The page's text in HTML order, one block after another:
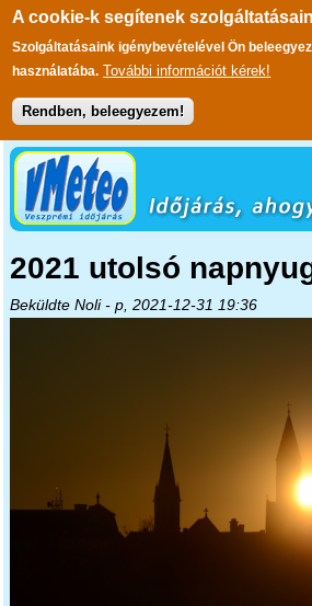
A cookie-k segítenek
Szolgáltatásaink igénybevételével Ön
használatába. További információt kérek!
Rendben, beleegyezem!
Ugrás a tartalomra
2021 utolsó
Beküldte Noli- p, 2021-12-31 19:36